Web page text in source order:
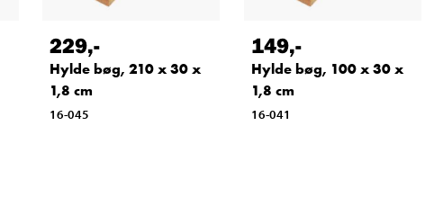
229,-
Hylde bøg, 210 x 30 x
1,8 cm
16-045
149,-
Hylde bøg, 100 x 30 x
1,8 cm
16-041